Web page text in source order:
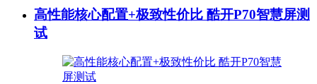
高性能核心配置+极致性价比 酷开P70智慧屏测
试